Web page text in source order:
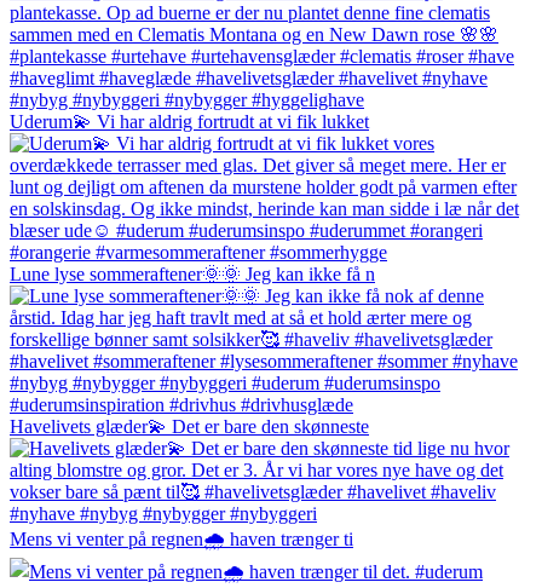
Uderum💫 Vi har aldrig fortrudt at vi fik lukket
Lune lyse sommeraftener🌞🌞 Jeg kan ikke få n
Havelivets glæder💫 Det er bare den skønneste
Mens vi venter på regnen🌧️ haven trænger ti